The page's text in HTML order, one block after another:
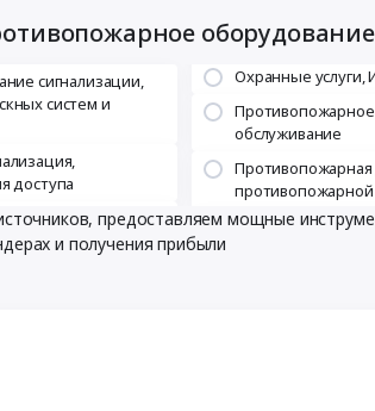
оборудование
сигнализации,
систем и
доступа
Охранные услуги,
обслуживание
противопожарной
предоставляем мощные
и получения прибыли